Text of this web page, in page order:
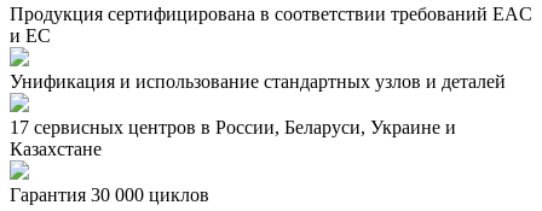
Продукция сертифицирована в соответствии требований EAC
и EC
Унификация и использование стандартных узлов и деталей
17 сервисных центров в России, Беларуси, Украине и
Казахстане
Гарантия 30 000 циклов